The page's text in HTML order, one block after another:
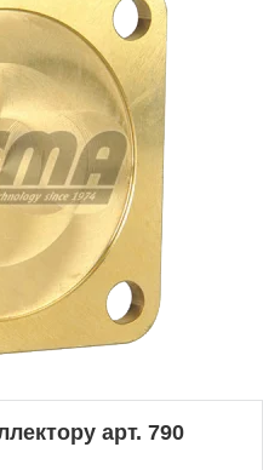
арт. 790